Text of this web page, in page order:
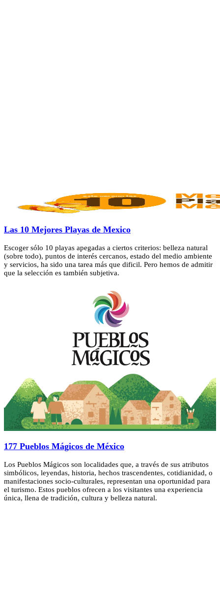
Las 10 Mejores Playas de Mexico
Escoger sólo 10 playas apegadas a ciertos criterios: belleza natural
(sobre todo), puntos de interés cercanos, estado del medio ambiente
y servicios, ha sido una tarea más que dificil. Pero hemos de admitir
que la selección es también subjetiva.
177 Pueblos Mágicos de México
Los Pueblos Mágicos son localidades que, a través de sus atributos
simbólicos, leyendas, historia, hechos trascendentes, cotidianidad, o
manifestaciones socio-culturales, representan una oportunidad para
el turismo. Estos pueblos ofrecen a los visitantes una experiencia
única, llena de tradición, cultura y belleza natural.